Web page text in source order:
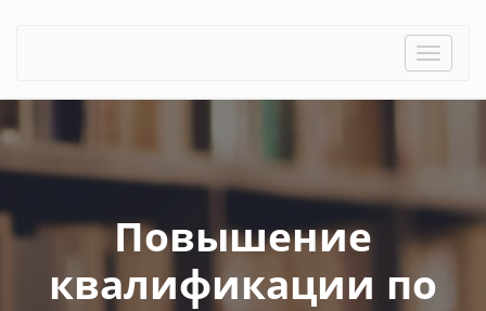
Toggle
Повышение
квалификации по